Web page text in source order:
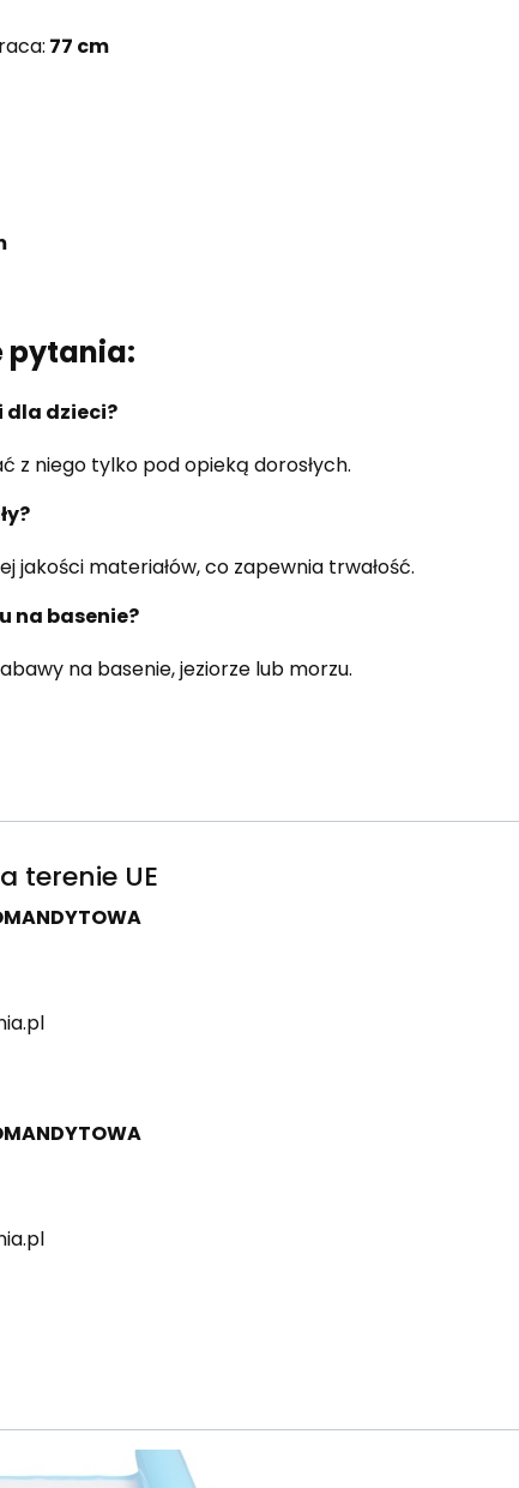
77 cm
pytania:
dla dzieci?
z niego tylko pod opieką dorosłych.
jakości materiałów, co zapewnia trwałość.
na basenie?
na basenie, jeziorze lub morzu.
terenie UE